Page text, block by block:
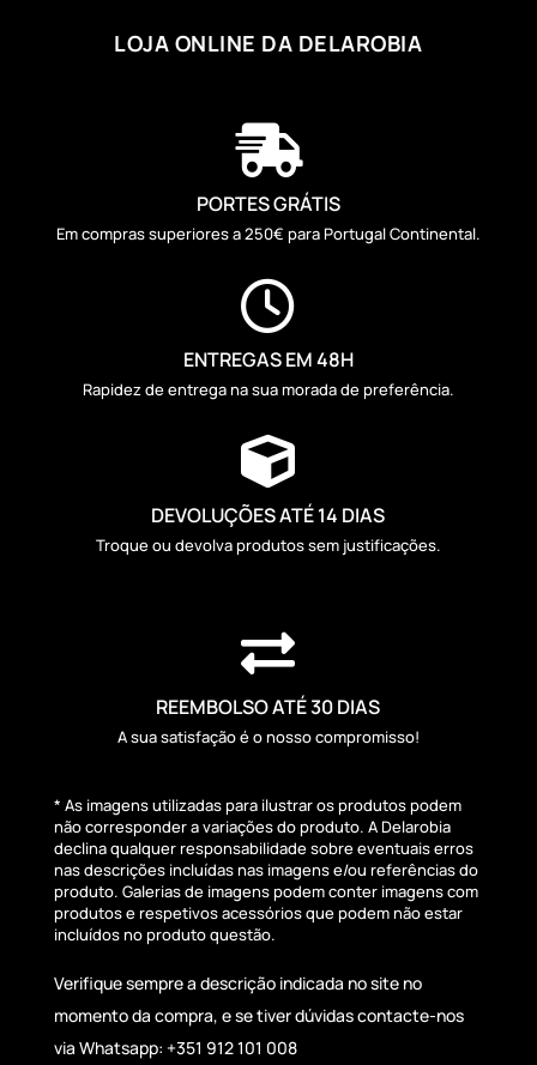
LOJA ONLINE DA DELAROBIA

PORTES GRÁTIS
Em compras superiores a 250€ para Portugal Continental.

ENTREGAS EM 48H
Rapidez de entrega na sua morada de preferência.

DEVOLUÇÕES ATÉ 14 DIAS
Troque ou devolva produtos sem justificações.

REEMBOLSO ATÉ 30 DIAS
A sua satisfação é o nosso compromisso!
* As imagens utilizadas para ilustrar os produtos podem
não corresponder a variações do produto. A Delarobia
declina qualquer responsabilidade sobre eventuais erros
nas descrições incluídas nas imagens e/ou referências do
produto. Galerias de imagens podem conter imagens com
produtos e respetivos acessórios que podem não estar
incluídos no produto questão.
Verifique sempre a descrição indicada no site no
momento da compra, e se tiver dúvidas contacte-nos
via Whatsapp: +351 912 101 008